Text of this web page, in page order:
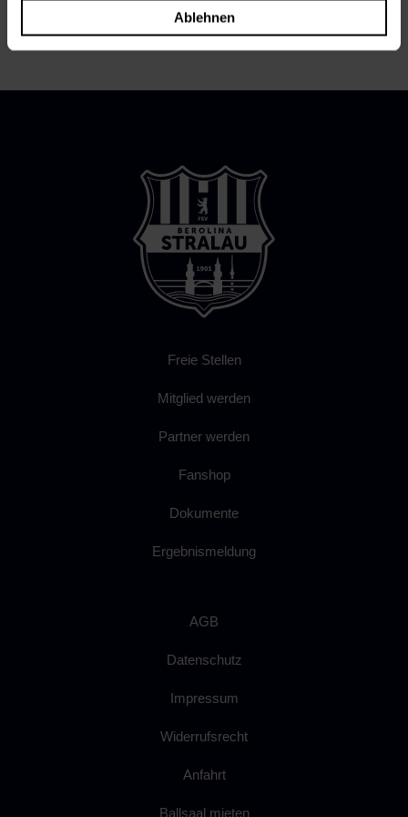
Ablehnen
←Der Berg ruft..... Trainersuche→
Freie Stellen
Mitglied werden
Partner werden
Fanshop
Dokumente
Ergebnismeldung
AGB
Datenschutz
Impressum
Widerrufsrecht
Anfahrt
Ballsaal mieten